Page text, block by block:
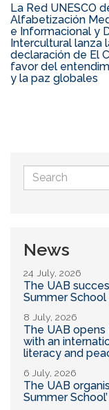
La Red UNESCO
Alfabetización
e Informacional y
Intercultural lanza
declaración de El
favor del
y la paz globales
Search
form
News
24 July, 2026
The UAB
Summer School
8 July, 2026
The UAB
with an
literacy and
6 July, 2026
The UAB
Summer School’